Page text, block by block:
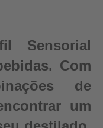
Sensorial
Com
de
um